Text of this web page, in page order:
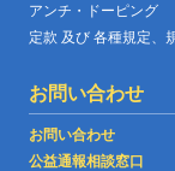
アンチ・ドーピング
定款 及び 各種規定、
お問い合わせ
お問い合わせ
公益通報相談窓口